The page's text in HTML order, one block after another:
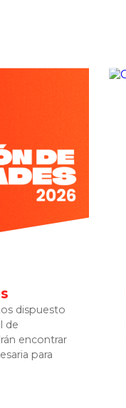
dispuesto
de
encontrar
para